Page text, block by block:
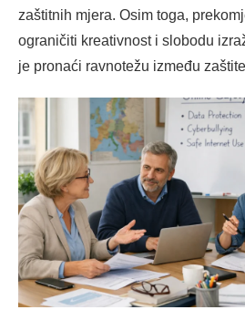
zaštitnih mjera. Osim toga,
ograničiti kreativnost i slobodu
je pronaći ravnotežu između